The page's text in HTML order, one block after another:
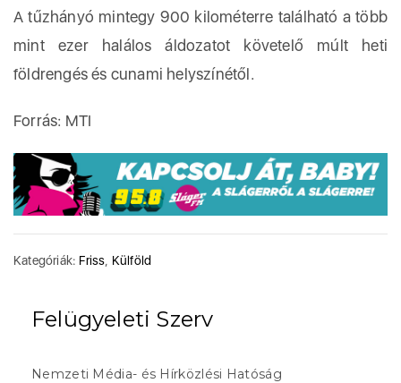
A tűzhányó mintegy 900 kilométerre található a több
mint ezer halálos áldozatot követelő múlt heti
földrengés és cunami helyszínétől.
Forrás: MTI
Kategóriák: Friss Külföld
Felügyeleti Szerv
Nemzeti Média- és Hírközlési Hatóság